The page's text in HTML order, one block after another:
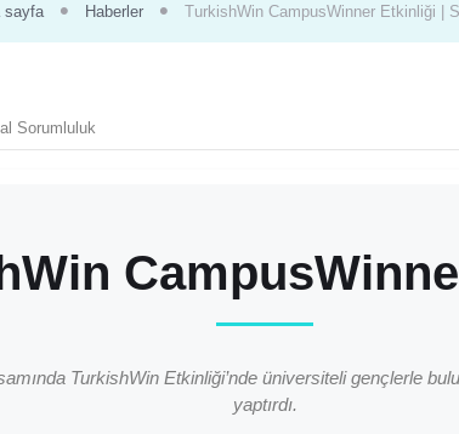
sayfa Haberler TurkishWin CampusWinner Etkinliği |
Sorumluluk
TurkishWin Etkinliği’nde üniversiteli gençlerle
yaptırdı.